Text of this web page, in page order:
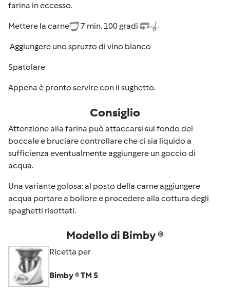
farina in eccesso.
Mettere la carne 7 min. 100 gradi
Aggiungere uno spruzzo di vino bianco
Spatolare
Appena è pronto servire con il sughetto.
Consiglio
Attenzione alla farina può attaccarsi sul fondo del
boccale e bruciare controllare che ci sia liquido a
sufficienza eventualmente aggiungere un goccio di
acqua.
Una variante golosa: al posto della carne aggiungere
acqua portare a bollore e procedere alla cottura degli
spaghetti risottati.
Modello di Bimby ®
Ricetta per
Bimby ® TM 5